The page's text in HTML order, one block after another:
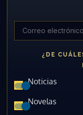
¿DE
Noticias
Novelas